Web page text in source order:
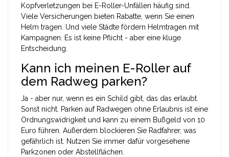
Kopfverletzungen bei E-Roller-Unfällen häufig sind.
Viele Versicherungen bieten Rabatte, wenn Sie einen
Helm tragen. Und viele Städte fördern Helmtragen mit
Kampagnen. Es ist keine Pflicht - aber eine kluge
Entscheidung.
Kann ich meinen E-Roller auf
dem Radweg parken?
Ja - aber nur, wenn es ein Schild gibt, das das erlaubt.
Sonst nicht. Parken auf Radwegen ohne Erlaubnis ist eine
Ordnungswidrigkeit und kann zu einem Bußgeld von 10
Euro führen. Außerdem blockieren Sie Radfahrer, was
gefährlich ist. Nutzen Sie immer dafür vorgesehene
Parkzonen oder Abstellflächen.